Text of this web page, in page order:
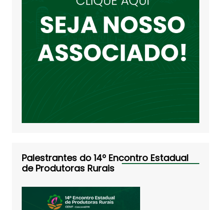
Palestrantes do 14º Encontro Estadual
de Produtoras Rurais